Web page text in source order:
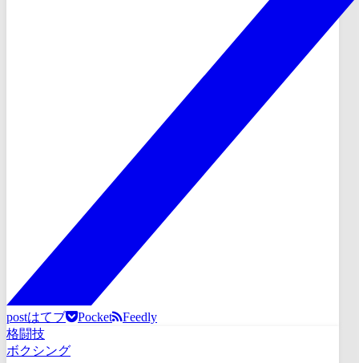
postはてブ Pocket
Feedly
格闘技
ボクシング